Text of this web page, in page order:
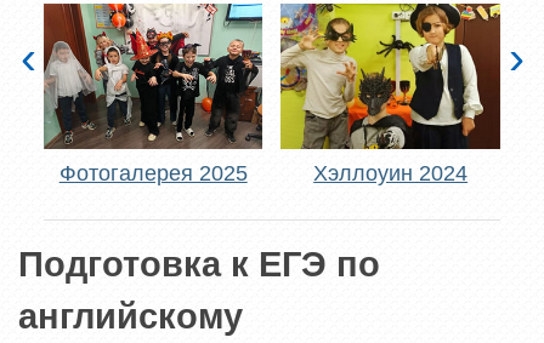
Фотогалерея 2025 Хэллоуин 2024
‹ ›
Подготовка к ЕГЭ по
английскому